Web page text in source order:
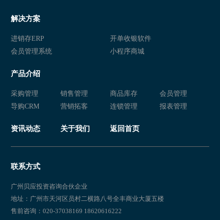
解决方案
进销存ERP
开单收银软件
会员管理系统
小程序商城
产品介绍
采购管理 销售管理 商品库存
会员管理
导购CRM
营销拓客 连锁管理 报表管理
资讯动态 关于我们 返回首页
联系方式
广州贝应投资咨询合伙企业
地址：广州市天河区员村二横路八号全丰商业大厦五楼
售前咨询：020-37038169 18620616222